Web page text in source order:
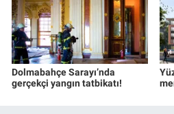
Dolmabahçe Sarayı’nda
gerçekçi yangın tatbikatı!